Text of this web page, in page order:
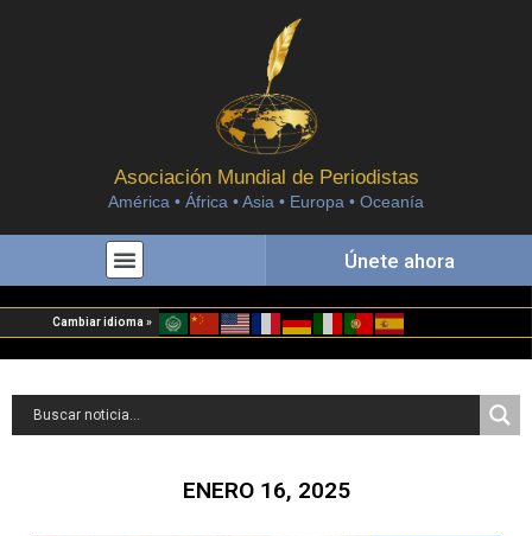
Asociación Mundial de Periodistas
América • África • Asia • Europa • Oceanía
Únete ahora
Cambiar idioma »
ENERO 16, 2025